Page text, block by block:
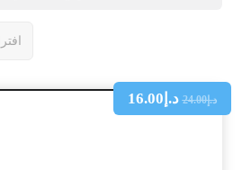
د.إ24.00 د.إ 16.00